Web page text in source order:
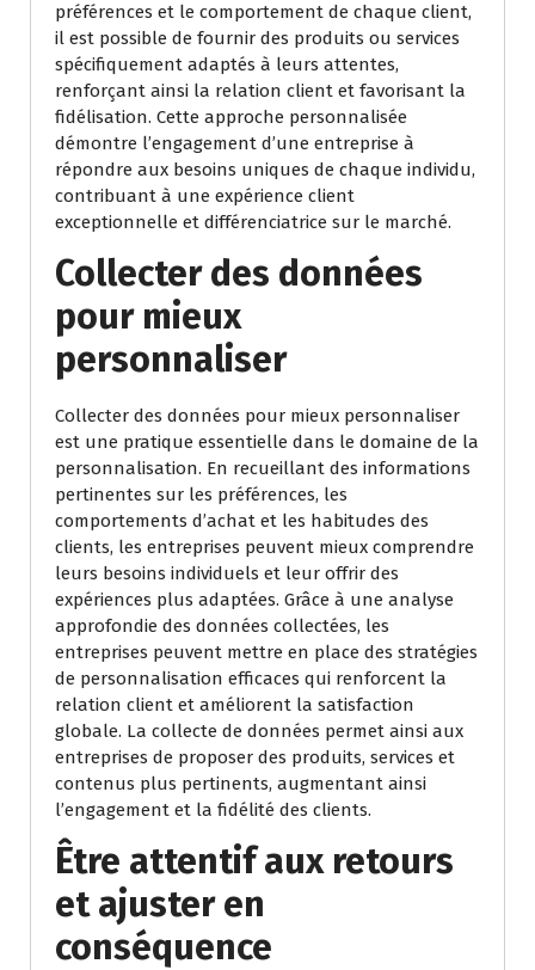
préférences et le comportement de chaque client,
il est possible de fournir des produits ou services
spécifiquement adaptés à leurs attentes,
renforçant ainsi la relation client et favorisant la
fidélisation. Cette approche personnalisée
démontre l’engagement d’une entreprise à
répondre aux besoins uniques de chaque individu,
contribuant à une expérience client
exceptionnelle et différenciatrice sur le marché.
Collecter des données
pour mieux
personnaliser
Collecter des données pour mieux personnaliser
est une pratique essentielle dans le domaine de la
personnalisation. En recueillant des informations
pertinentes sur les préférences, les
comportements d’achat et les habitudes des
clients, les entreprises peuvent mieux comprendre
leurs besoins individuels et leur offrir des
expériences plus adaptées. Grâce à une analyse
approfondie des données collectées, les
entreprises peuvent mettre en place des stratégies
de personnalisation efficaces qui renforcent la
relation client et améliorent la satisfaction
globale. La collecte de données permet ainsi aux
entreprises de proposer des produits, services et
contenus plus pertinents, augmentant ainsi
l’engagement et la fidélité des clients.
Être attentif aux retours
et ajuster en
conséquence